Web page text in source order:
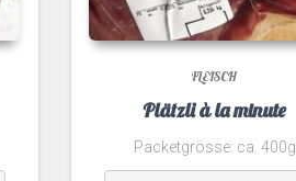
FLEISCH
Plätzli à la minute
Packetgrösse: ca. 400g